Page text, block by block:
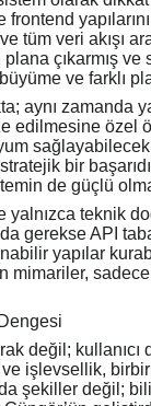
veri akışı
çıkarmış
ve farklı
aynı zamanda
edilmesine
bir
de güçlü
teknik
gerekse API
yapılar
mimariler,
değil;
işlevsellik,
şekiller değil;